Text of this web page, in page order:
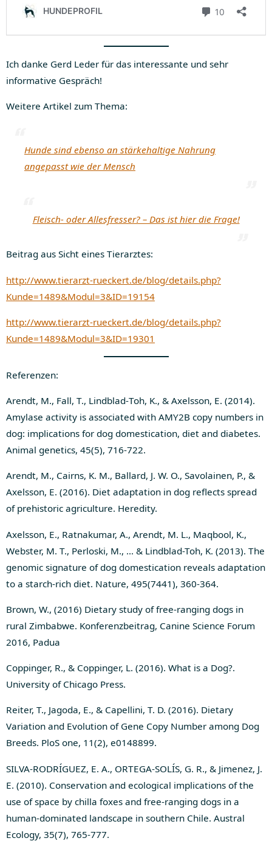
Ich danke Gerd Leder für das interessante und sehr
informative Gespräch!
Weitere Artikel zum Thema:
Hunde sind ebenso an stärkehaltige Nahrung
angepasst wie der Mensch
Fleisch- oder Allesfresser? – Das ist hier die Frage!
Beitrag aus Sicht eines Tierarztes:
http://www.tierarzt-rueckert.de/blog/details.php?
Kunde=1489&Modul=3&ID=19154
http://www.tierarzt-rueckert.de/blog/details.php?
Kunde=1489&Modul=3&ID=19301
Referenzen:
Arendt, M., Fall, T., Lindblad‐Toh, K., & Axelsson, E. (2014).
Amylase activity is associated with AMY2B copy numbers in
dog: implications for dog domestication, diet and diabetes.
Animal genetics, 45(5), 716-722.
Arendt, M., Cairns, K. M., Ballard, J. W. O., Savolainen, P., &
Axelsson, E. (2016). Diet adaptation in dog reflects spread
of prehistoric agriculture. Heredity.
Axelsson, E., Ratnakumar, A., Arendt, M. L., Maqbool, K.,
Webster, M. T., Perloski, M., … & Lindblad-Toh, K. (2013). The
genomic signature of dog domestication reveals adaptation
to a starch-rich diet. Nature, 495(7441), 360-364.
Brown, W., (2016) Dietary study of free-ranging dogs in
rural Zimbabwe. Konferenzbeitrag, Canine Science Forum
2016, Padua
Coppinger, R., & Coppinger, L. (2016). What is a Dog?.
University of Chicago Press.
Reiter, T., Jagoda, E., & Capellini, T. D. (2016). Dietary
Variation and Evolution of Gene Copy Number among Dog
Breeds. PloS one, 11(2), e0148899.
SILVA‐RODRÍGUEZ, E. A., ORTEGA‐SOLÍS, G. R., & Jimenez, J.
E. (2010). Conservation and ecological implications of the
use of space by chilla foxes and free‐ranging dogs in a
human‐dominated landscape in southern Chile. Austral
Ecology, 35(7), 765-777.